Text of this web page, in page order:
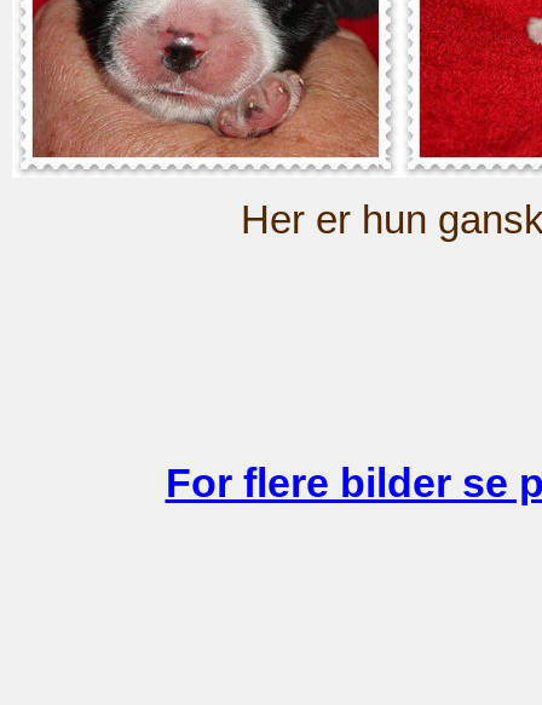
Her er hun
For flere bilder se